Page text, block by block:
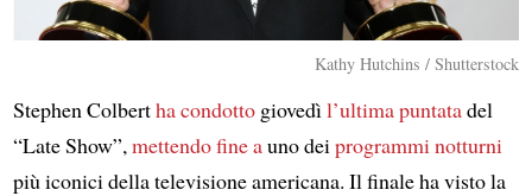
Kathy Hutchins / Shutterstock
Stephen Colbertha condottogiovedì l’ultima puntatadel
“Late Show”, mettendo fine auno dei programmi notturni
più iconici della televisione americana. Il finale ha visto la